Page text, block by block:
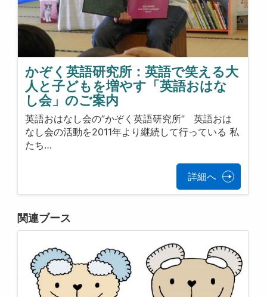
かぞく英語研究所：英語で笑える大
人と子どもを増やす「英語おはな
し会」のご案内
英語おはなし会の”かぞく英語研究所” 英語おは
なし会の活動を2011年より継続して行っている 私
たち…
詳細へ
関連ブース